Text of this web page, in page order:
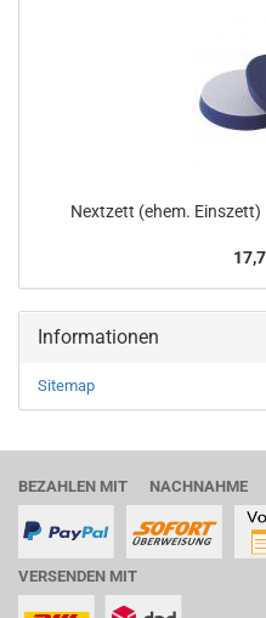
Nextzett (ehem.
Informationen
Sitemap
BEZAHLEN MIT NACHNAHME
VERSENDEN MIT